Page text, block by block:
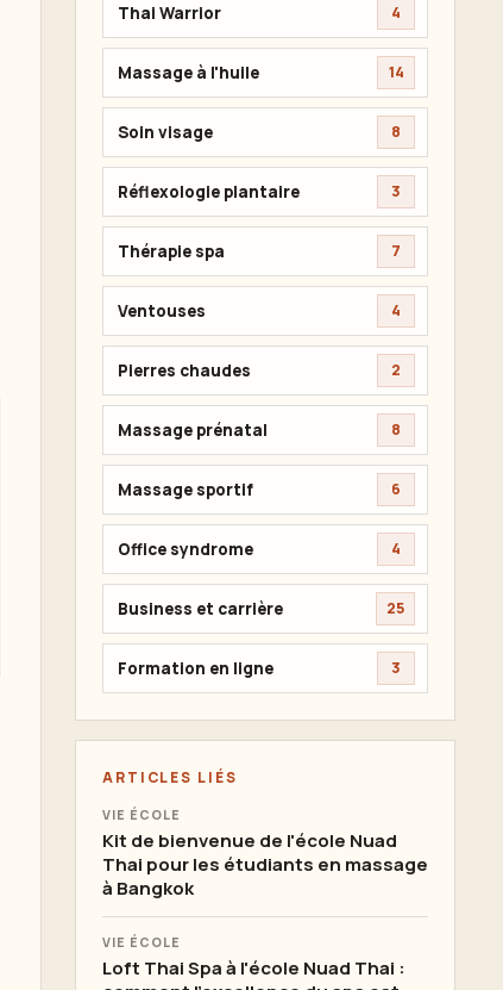
Thai Warrior 4
Massage à l'huile 14
Soin visage 8
Réflexologie plantaire 3
Thérapie spa 7
Ventouses 4
Pierres chaudes 2
Massage prénatal 8
Massage sportif 6
Office syndrome 4
Business et carrière 25
Formation en ligne 3
ARTICLES LIÉS
VIE ÉCOLE
Kit de bienvenue de l'école Nuad
Thai pour les étudiants en massage
à Bangkok
VIE ÉCOLE
Loft Thai Spa à l'école Nuad Thai :